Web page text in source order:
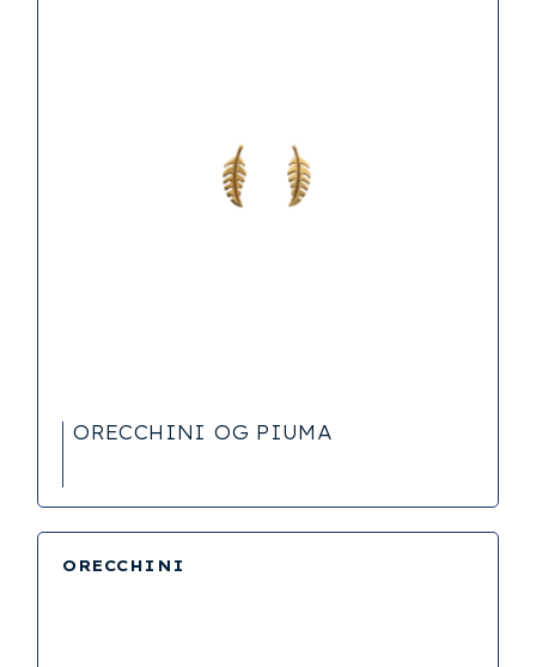
ORECCHINI OG PIUMA
ORECCHINI